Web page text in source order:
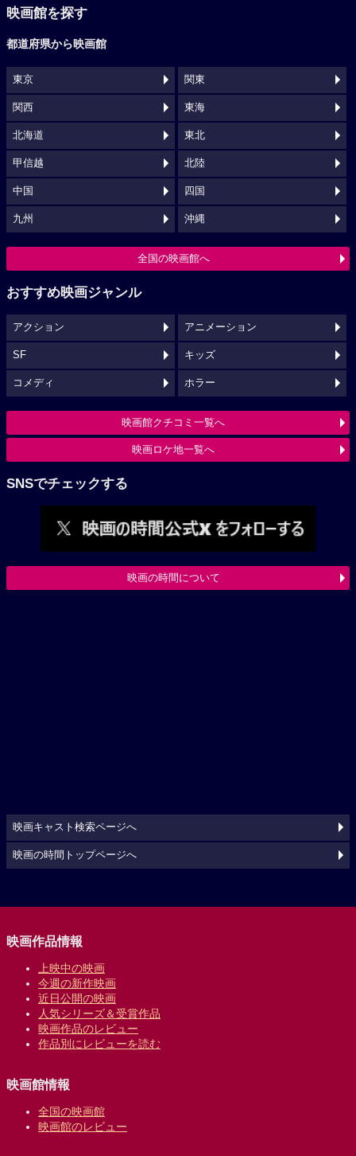
映画館を探す
都道府県から映画館
東京 関東
関西 東海
北海道 東北
甲信越 北陸
中国 四国
九州 沖縄
全国の映画館へ
おすすめ映画ジャンル
アクション アニメーション
SF キッズ
コメディ ホラー
映画館クチコミ一覧へ
映画ロケ地一覧へ
SNSでチェックする
映画の時間について
映画キャスト検索ページへ
映画の時間トップページへ
映画作品情報
上映中の映画
今週の新作映画
近日公開の映画
人気シリーズ＆受賞作品
映画作品のレビュー
作品別にレビューを読む
映画館情報
全国の映画館
映画館のレビュー